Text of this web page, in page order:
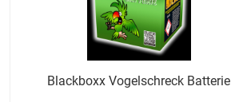
Blackboxx Vogelschreck Batterie